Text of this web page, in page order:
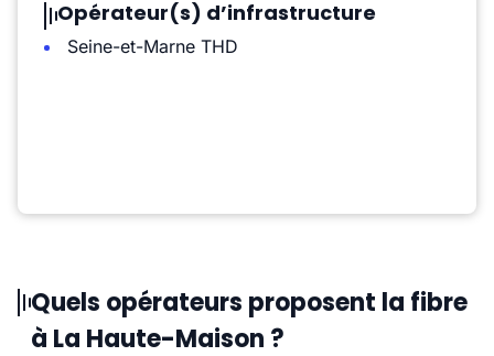
Opérateur(s) d’infrastructure
Seine-et-Marne THD
Quels opérateurs proposent la fibre
à La Haute-Maison ?